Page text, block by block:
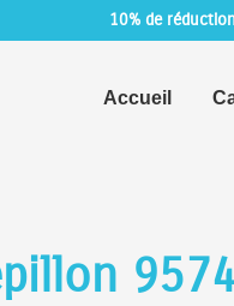
10% de réduction
Accueil